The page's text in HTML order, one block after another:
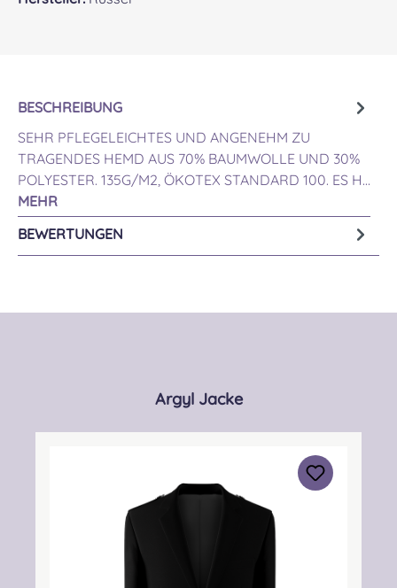
BESCHREIBUNG
SEHR PFLEGELEICHTES UND ANGENEHM ZU
TRAGENDES HEMD AUS 70% BAUMWOLLE UND 30%
POLYESTER. 135G/M2, ÖKOTEX STANDARD 100. ES H…
MEHR
BEWERTUNGEN
Produktgalerie überspringen
Argyl Jacke